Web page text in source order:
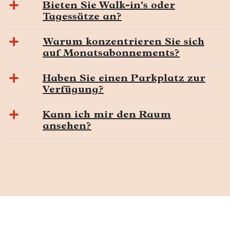
Bieten Sie Walk-in's oder
Tagessätze an?
Warum konzentrieren Sie sich
auf Monatsabonnements?
Haben Sie einen Parkplatz zur
Verfügung?
Kann ich mir den Raum
ansehen?